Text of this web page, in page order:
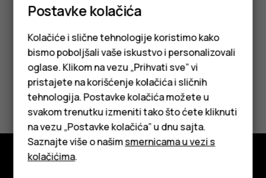
Pametni telefoni
Klasični telefoni
Tableti
datoteke i dodirnitePremesti na SD karticu
Da li vam je ovo bilo korisno?
Da Ne
Postavke kolačića
Kolačiće i slične tehnologije koristimo kako
bismo poboljšali vaše iskustvo i personalizovali
oglase. Klikom na vezu „Prihvati sve” vi
pristajete na korišćenje kolačića i sličnih
tehnologija. Postavke kolačića možete u
svakom trenutku izmeniti tako što ćete kliknuti
na vezu „Postavke kolačića” u dnu sajta.
Saznajte više o našimsmernicama u vezi s
kolačićima.